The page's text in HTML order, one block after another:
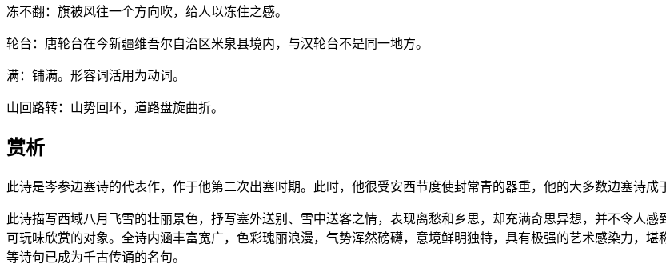
冻不翻：旗被风往一个方向吹，给人以冻住之感。
轮台：唐轮台在今新疆维吾尔自治区米泉县境内，与汉轮台不是同一地方。
满：铺满。形容词活用为动词。
山回路转：山势回环，道路盘旋曲折。
赏析
此诗是岑参边塞诗的代表作，作于他第二次出塞时期。此时，他很受安西节度使封常青的器重，他的大多数边塞诗成
此诗描写西域八月飞雪的壮丽景色，抒写塞外送别、雪中送客之情，表现离愁和乡思，却充满奇思异想，并不令人
可玩味欣赏的对象。全诗内涵丰富宽广，色彩瑰丽浪漫，气势浑然磅礴，意境鲜明独特，具有极强的艺术感染力，
等诗句已成为千古传诵的名句。